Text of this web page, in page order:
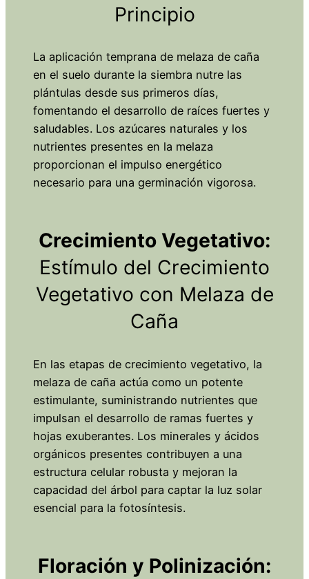
Principio
La aplicación temprana de melaza de caña
en el suelo durante la siembra nutre las
plántulas desde sus primeros días,
fomentando el desarrollo de raíces fuertes y
saludables. Los azúcares naturales y los
nutrientes presentes en la melaza
proporcionan el impulso energético
necesario para una germinación vigorosa.
Crecimiento Vegetativo:
Estímulo del Crecimiento
Vegetativo con Melaza de
Caña
En las etapas de crecimiento vegetativo, la
melaza de caña actúa como un potente
estimulante, suministrando nutrientes que
impulsan el desarrollo de ramas fuertes y
hojas exuberantes. Los minerales y ácidos
orgánicos presentes contribuyen a una
estructura celular robusta y mejoran la
capacidad del árbol para captar la luz solar
esencial para la fotosíntesis.
Floración y Polinización: